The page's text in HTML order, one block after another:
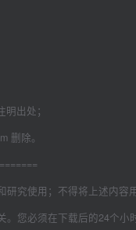
出处；
删除。
究使用；不得将上述内容
您必须在下载后的24个小